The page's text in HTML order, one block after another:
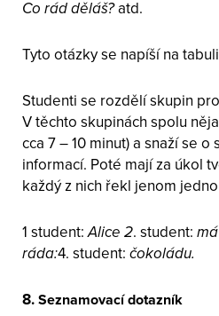
Co rád děláš?atd.
Tyto otázky se napíší na
Studenti se rozdělí skupin
V těchto skupinách spolu
cca 7 – 10 minut) a snaží se
informací. Poté mají za úkol
každý z nich řekl jenom
1 student:Alice 2. student: má
ráda:4. student: čokoládu.
8. Seznamovací dotazník